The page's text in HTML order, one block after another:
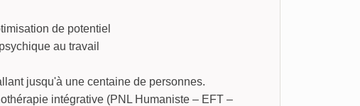
de potentiel
au travail
jusqu'à une centaine de personnes.
intégrative (PNL Humaniste – EFT –